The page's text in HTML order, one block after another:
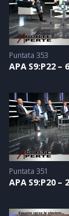
Puntata 353
APA S9:P22 –
Puntata 351